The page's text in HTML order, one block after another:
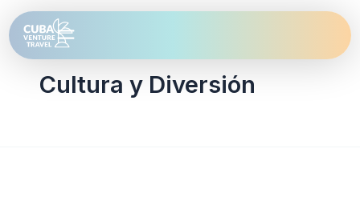
al
contenido
Cultura y Diversión
por: